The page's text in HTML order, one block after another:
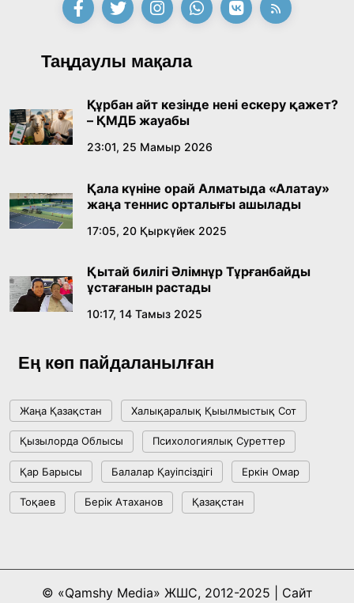
Таңдаулы мақала
Құрбан айт кезінде нені ескеру қажет?
– ҚМДБ жауабы
23:01, 25 Мамыр 2026
Қала күніне орай Алматыда «Алатау»
жаңа теннис орталығы ашылады
17:05, 20 Қыркүйек 2025
Қытай билігі Әлімнұр Тұрғанбайды
ұстағанын растады
10:17, 14 Тамыз 2025
Ең көп пайдаланылған
Жаңа Қазақстан Халықаралық Қыылмыстық Сот
Қызылорда Облысы Психологиялық Суреттер
Қар Барысы Балалар Қауіпсіздігі Еркін Омар
Тоқаев Берік Атаханов Қазақстан
© «Qamshy Media» ЖШС, 2012-2025 | Сайт